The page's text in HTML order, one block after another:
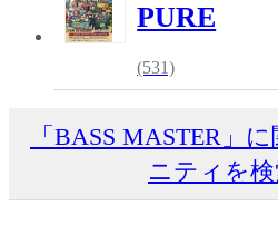
PURE
(531)
「BASS MASTER」
ニティを